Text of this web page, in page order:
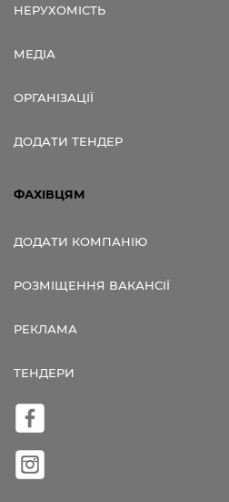
НЕРУХОМІСТЬ
МЕДІА
ОРГАНІЗАЦІЇ
ДОДАТИ ТЕНДЕР
ФАХІВЦЯМ
ДОДАТИ КОМПАНІЮ
РОЗМІЩЕННЯ ВАКАНСІЇ
РЕКЛАМА
ТЕНДЕРИ